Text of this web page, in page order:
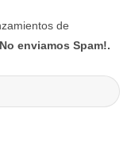
de
No enviamos Spam!.